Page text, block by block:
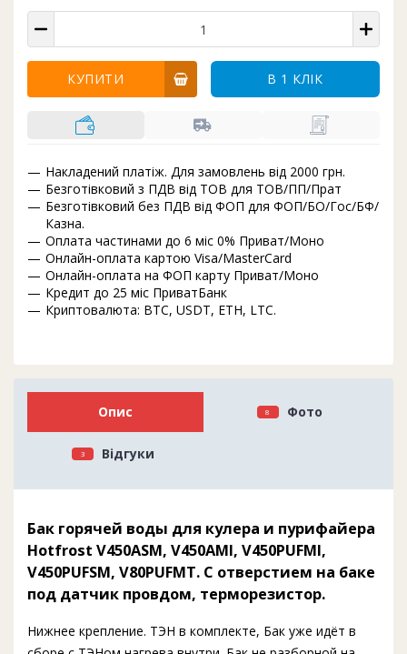
КУПИТИ В 1 КЛІК
Накладений платіж. Для замовлень від 2000 грн.
Безготівковий з ПДВ від ТОВ для ТОВ/ПП/Прат
Безготівковий без ПДВ від ФОП для ФОП/БО/Гос/БФ/
Казна.
Оплата частинами до 6 міс 0% Приват/Моно
Онлайн-оплата картою Visa/MasterCard
Онлайн-оплата на ФОП карту Приват/Моно
Кредит до 25 міс ПриватБанк
Криптовалюта: BTC, USDT, ETH, LTC.
Опис 8 Фото
3 Відгуки
Бак горячей воды для кулера и пурифайера
Hotfrost V450ASM, V450AMI, V450PUFMI,
V450PUFSM, V80PUFMT. С отверстием на баке
под датчик провдом, терморезистор.
Нижнее крепление. ТЭН в комплекте, Бак уже идёт в